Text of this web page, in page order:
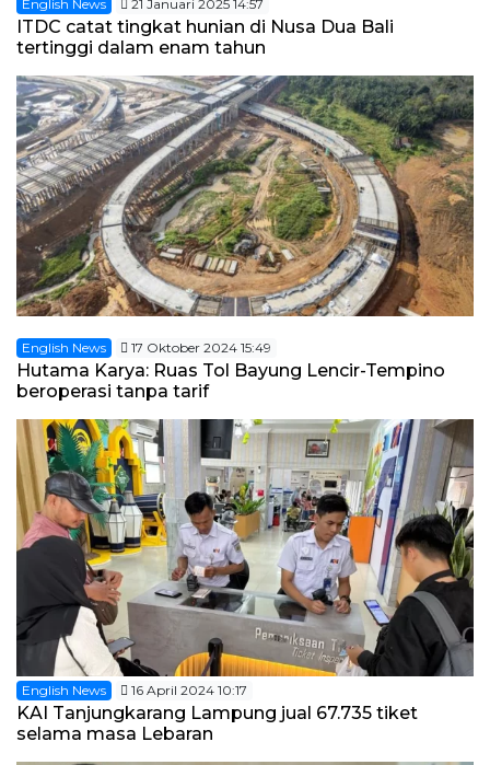
English News 21 Januari 2025 14:57
ITDC catat tingkat hunian di Nusa Dua Bali
tertinggi dalam enam tahun
English News 17 Oktober 2024 15:49
Hutama Karya: Ruas Tol Bayung Lencir-Tempino
beroperasi tanpa tarif
English News 16 April 2024 10:17
KAI Tanjungkarang Lampung jual 67.735 tiket
selama masa Lebaran
English News
#CEOMind